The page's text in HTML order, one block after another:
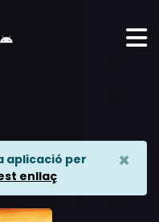
aplicació per
enllaç
×